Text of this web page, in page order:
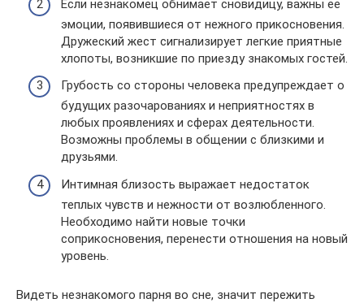
Если незнакомец обнимает сновидицу, важны ее
эмоции, появившиеся от нежного прикосновения.
Дружеский жест сигнализирует легкие приятные
хлопоты, возникшие по приезду знакомых гостей.
Грубость со стороны человека предупреждает о
будущих разочарованиях и неприятностях в
любых проявлениях и сферах деятельности.
Возможны проблемы в общении с близкими и
друзьями.
Интимная близость выражает недостаток
теплых чувств и нежности от возлюбленного.
Необходимо найти новые точки
соприкосновения, перенести отношения на новый
уровень.
Видеть незнакомого парня во сне, значит пережить